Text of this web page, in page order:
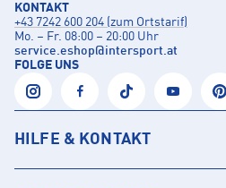
KONTAKT
+43 7242 600 204 (zum Ortstarif)
Mo. – Fr. 08:00 – 20:00 Uhr
service.eshop@intersport.at
FOLGE UNS
HILFE & KONTAKT